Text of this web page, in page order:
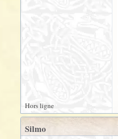
Hors ligne
Silmo